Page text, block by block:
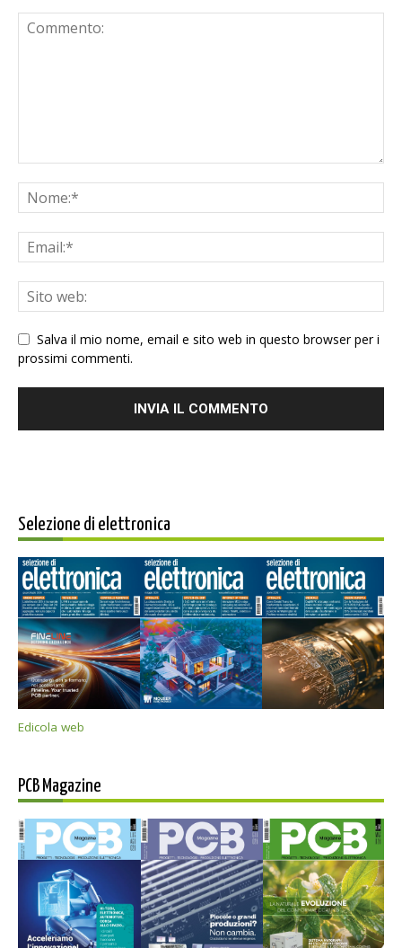
Salva il mio nome, email e sito web in questo browser per i
prossimi commenti.
Selezione di elettronica
Edicola web
PCB Magazine